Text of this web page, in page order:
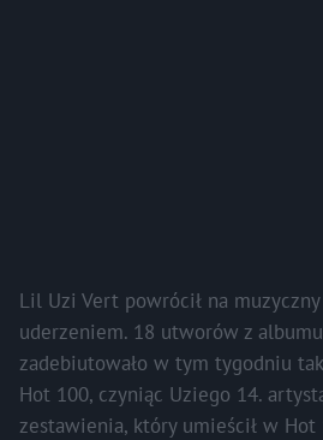
Lil Uzi Vert powrócił na
uderzeniem. 18 utworów z albumu
zadebiutowało w tym tygodniu
Hot 100, czyniąc Uziego 14.
zestawienia, który umieścił w Hot